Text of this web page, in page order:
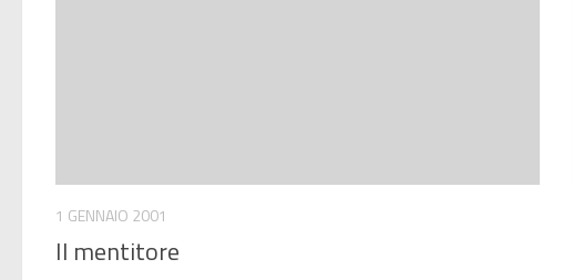
1 GENNAIO 2001
Il mentitore